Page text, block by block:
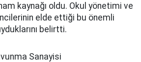
kaynağı oldu. Okul yönetimi ve
elde ettiği bu önemli
belirtti.
Sanayisi